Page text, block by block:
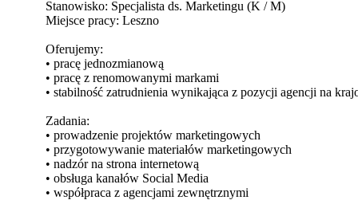
Stanowisko: Specjalista ds. Marketingu (K / M)
Miejsce pracy: Leszno
Oferujemy:
• pracę jednozmianową
• pracę z renomowanymi markami
• stabilność zatrudnienia wynikająca z pozycji agencji na
Zadania:
• prowadzenie projektów marketingowych
• przygotowywanie materiałów marketingowych
• nadzór na strona internetową
• obsługa kanałów Social Media
• współpraca z agencjami zewnętrznymi